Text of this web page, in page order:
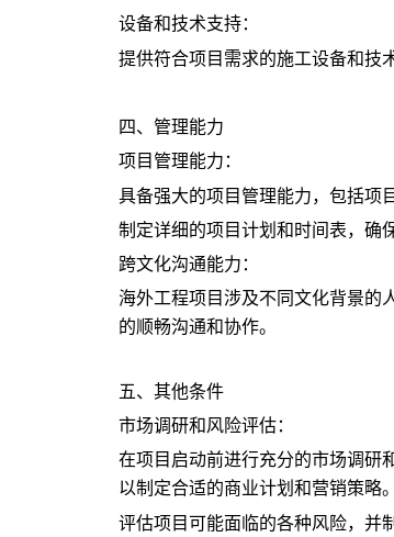
设备和技术支持：
提供符合项目需求的施工设备和技
四、管理能力
项目管理能力：
具备强大的项目管理能力，包括项
制定详细的项目计划和时间表，确
跨文化沟通能力：
海外工程项目涉及不同文化背景的
的顺畅沟通和协作。
五、其他条件
市场调研和风险评估：
在项目启动前进行充分的市场调研
以制定合适的商业计划和营销策略。
评估项目可能面临的各种风险，并